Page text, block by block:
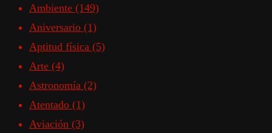
Ambiente (149)
Aniversario (1)
Aptitud física (5)
Arte (4)
Astronomía (2)
Atentado (1)
Aviación (3)